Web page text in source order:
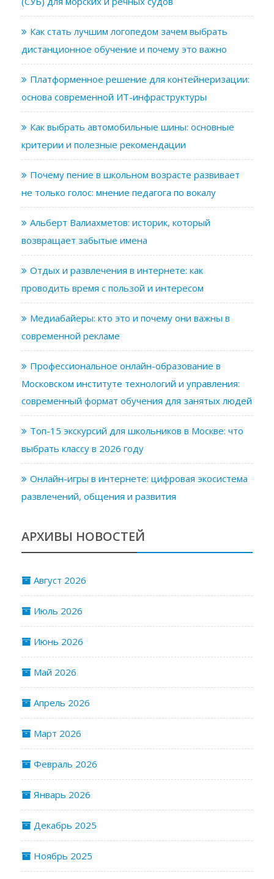
Как стать лучшим логопедом зачем выбрать
дистанционное обучение и почему это важно
Платформенное решение для контейнеризации:
основа современной ИТ-инфраструктуры
Как выбрать автомобильные шины: основные
критерии и полезные рекомендации
Почему пение в школьном возрасте развивает
не только голос: мнение педагога по вокалу
Альберт Валиахметов: историк, который
возвращает забытые имена
Отдых и развлечения в интернете: как
проводить время с пользой и интересом
Медиабайеры: кто это и почему они важны в
современной рекламе
Профессиональное онлайн-образование в
Московском институте технологий и управления:
современный формат обучения для занятых людей
Топ-15 экскурсий для школьников в Москве: что
выбрать классу в 2026 году
Онлайн-игры в интернете: цифровая экосистема
развлечений, общения и развития
АРХИВЫ НОВОСТЕЙ
Август 2026
Июль 2026
Июнь 2026
Май 2026
Апрель 2026
Март 2026
Февраль 2026
Январь 2026
Декабрь 2025
Ноябрь 2025